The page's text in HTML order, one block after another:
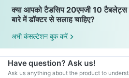
क्या आपको टैडसिप 20एमजी 10 टैबलेट्स
बारे में डॉक्टर से सलाह चाहिए?
अभी कंसल्टेशन बुक करें
Have question? Ask us!
Ask us anything about the product to